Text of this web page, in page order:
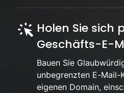
Holen Sie sich
Geschäfts-E-
Bauen Sie
unbegrenzten E-Mail-
eigenen Domain,